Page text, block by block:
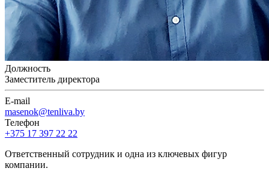
Должность
Заместитель директора
E-mail
masenok@tenliva.by
Телефон
+375 17 397 22 22
Ответственный сотрудник и одна из ключевых фигур
компании.